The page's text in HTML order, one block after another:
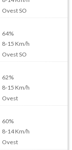
Ovest SO
64%
8-15 Km/h
Ovest SO
62%
8-15 Km/h
Ovest
60%
8-14Km/h
Ovest